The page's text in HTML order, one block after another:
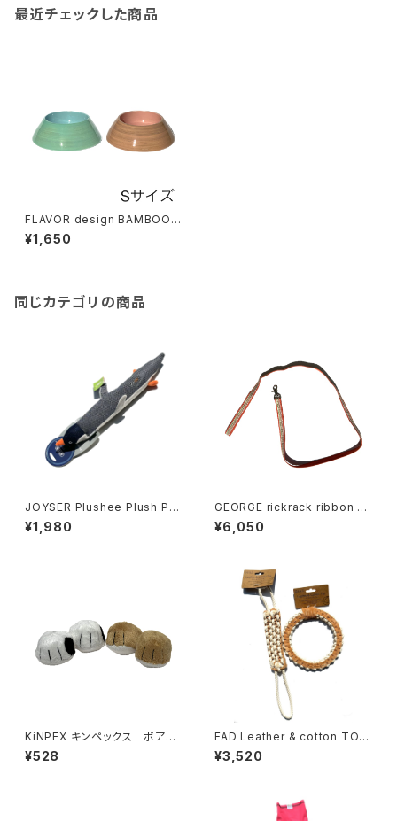
最近チェックした商品
FLAVOR design BAMBOO B
OWL Sサイズ フレーバーデザ
イン バンブーボール
¥1,650
同じカテゴリの商品
JOYSER Plushee Plush Pe
nguin ジョイサー プラッシー プ
ラッシュペンギン
¥1,980
GEORGE rickrack ribbon co
llar & leash set ジョージ リ
ックラック リボンリーシュ
¥6,050
KiNPEX キンペックス ボアト
ーイ だる足 & ブル足
¥528
FAD Leather & cotton TOY
ファッド レザー&コットントイ
¥3,520